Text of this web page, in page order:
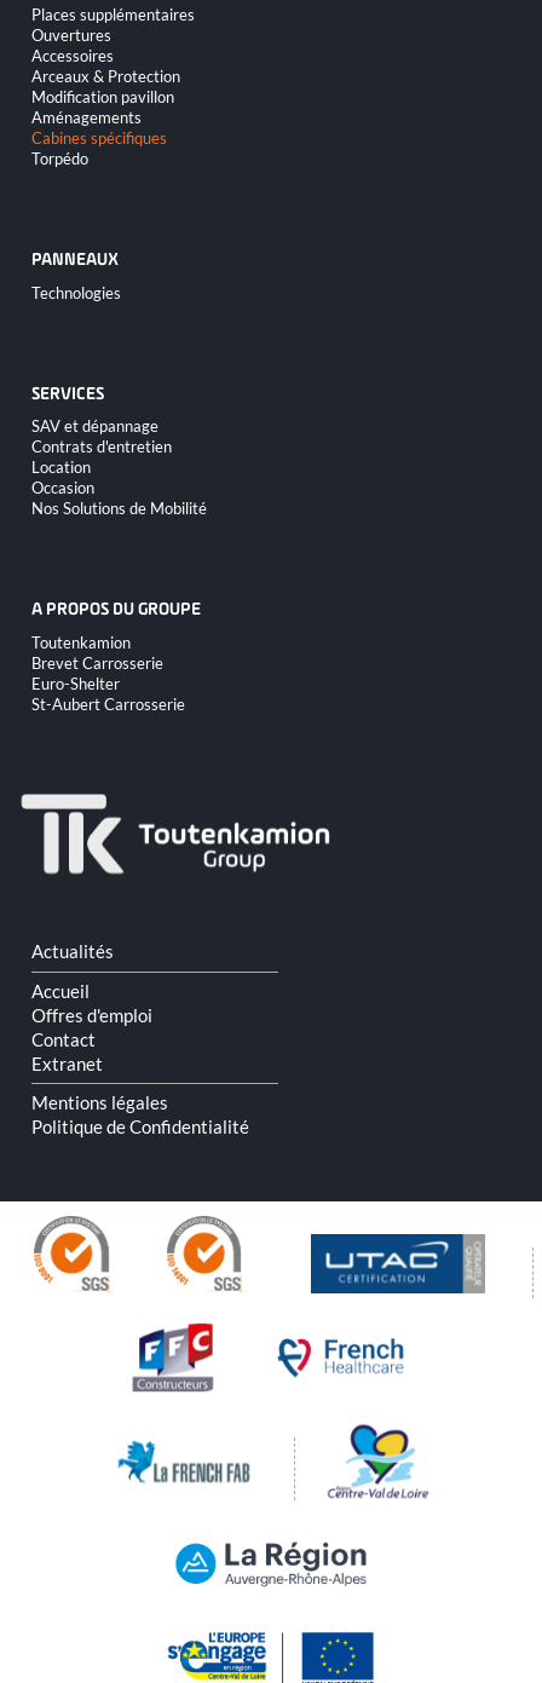
Aller
au
contenu
Places supplémentaires
Ouvertures
Accessoires
Arceaux & Protection
Modification pavillon
Aménagements
Cabines spécifiques
Torpédo
PANNEAUX
Aller
au
Technologies
SERVICES
Aller
au
contenu
SAV et dépannage
Contrats d'entretien
Location
Occasion
Nos Solutions de Mobilité
A PROPOS DU GROUPE
Aller
au
contenu
Toutenkamion
Brevet Carrosserie
Euro-Shelter
St-Aubert Carrosserie
Aller
au
contenu
Actualités
Accueil
Offres d'emploi
Contact
Extranet
Mentions légales
Politique de Confidentialité